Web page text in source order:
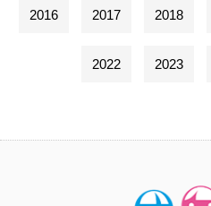
2016 2017 2018
2022 2023